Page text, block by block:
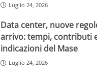
Luglio 24, 2026
Data center, nuove
arrivo: tempi, contributi
indicazioni del Mase
Luglio 24, 2026